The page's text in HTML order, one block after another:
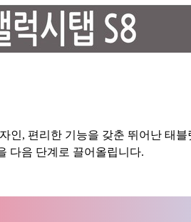
인, 편리한 기능을 갖춘 뛰어난 태
다음 단계로 끌어올립니다.